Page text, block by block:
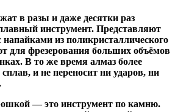
в разы и даже десятки раз
инструмент. Представляют
напайками из поликристаллического
для фрезерования больших объёмов
В то же время алмаз более
и не переносит ни ударов, ни
— это инструмент по камню.